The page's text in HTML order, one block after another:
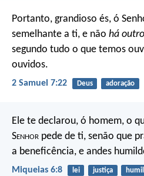
Portanto, grandioso és, ó
semelhante a ti, e não há outro
segundo tudo o que temos
ouvidos.
2 Samuel 7:22 Deus adoração
Ele te declarou, ó homem, o
Senhor pede de ti, senão que
a beneficência, e andes
Miqueias 6:8 lei justiça